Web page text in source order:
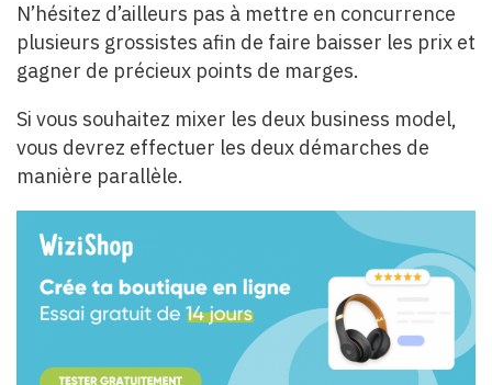
N’hésitez d’ailleurs pas à mettre en concurrence
plusieurs grossistes afin de faire baisser les prix et
gagner de précieux points de marges.
Si vous souhaitez mixer les deux business model,
vous devrez effectuer les deux démarches de
manière parallèle.